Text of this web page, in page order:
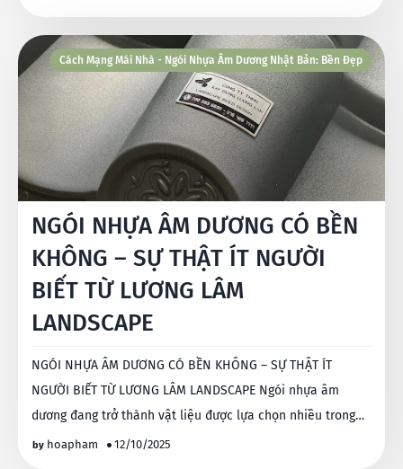
Cách Mạng Mái Nhà - Ngói Nhựa Âm Dương Nhật Bản: Bền Đẹp
NGÓI NHỰA ÂM DƯƠNG CÓ BỀN
KHÔNG – SỰ THẬT ÍT NGƯỜI
BIẾT TỪ LƯƠNG LÂM
LANDSCAPE
NGÓI NHỰA ÂM DƯƠNG CÓ BỀN KHÔNG – SỰ THẬT ÍT
NGƯỜI BIẾT TỪ LƯƠNG LÂM LANDSCAPE Ngói nhựa âm
dương đang trở thành vật liệu được lựa chọn nhiều trong
các công t…
hoapham 12/10/2025